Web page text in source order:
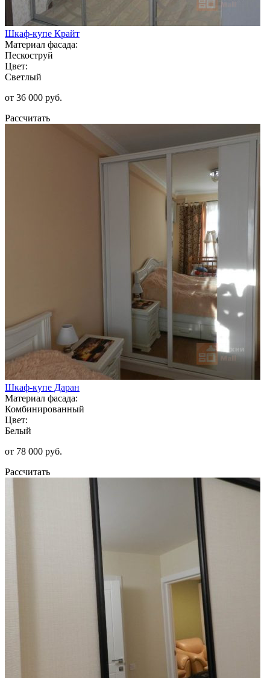
Шкаф-купе Крайт
Материал фасада:
Пескоструй
Цвет:
Светлый
от 36 000 руб.
Рассчитать
Шкаф-купе Даран
Материал фасада:
Комбинированный
Цвет:
Белый
от 78 000 руб.
Рассчитать